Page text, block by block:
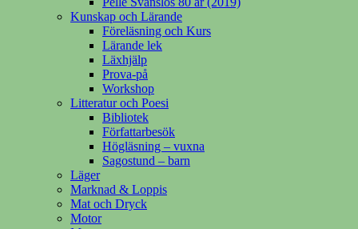
Kunskap och Lärande
Föreläsning och Kurs
Lärande lek
Läxhjälp
Prova-på
Workshop
Litteratur och Poesi
Bibliotek
Författarbesök
Högläsning – vuxna
Sagostund – barn
Läger
Marknad & Loppis
Mat och Dryck
Motor